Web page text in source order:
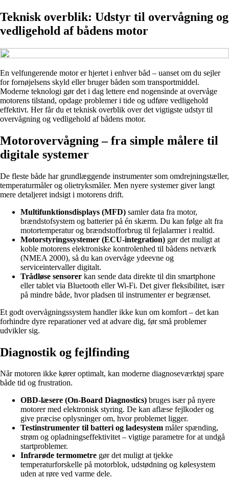
Teknisk overblik: Udstyr til overvågning og
vedligehold af bådens motor
En velfungerende motor er hjertet i enhver båd – uanset om du sejler
for fornøjelsens skyld eller bruger båden som transportmiddel.
Moderne teknologi gør det i dag lettere end nogensinde at overvåge
motorens tilstand, opdage problemer i tide og udføre vedligehold
effektivt. Her får du et teknisk overblik over det vigtigste udstyr til
overvågning og vedligehold af bådens motor.
Motorovervågning – fra simple målere til
digitale systemer
De fleste både har grundlæggende instrumenter som omdrejningstæller,
temperaturmåler og olietryksmåler. Men nyere systemer giver langt
mere detaljeret indsigt i motorens drift.
Multifunktionsdisplays (MFD) samler data fra motor,
brændstofsystem og batterier på én skærm. Du kan følge alt fra
motortemperatur og brændstofforbrug til fejlalarmer i realtid.
Motorstyringssystemer (ECU-integration) gør det muligt at
koble motorens elektroniske kontrolenhed til bådens netværk
(NMEA 2000), så du kan overvåge ydeevne og
serviceintervaller digitalt.
Trådløse sensorer kan sende data direkte til din smartphone
eller tablet via Bluetooth eller Wi-Fi. Det giver fleksibilitet, især
på mindre både, hvor pladsen til instrumenter er begrænset.
Et godt overvågningssystem handler ikke kun om komfort – det kan
forhindre dyre reparationer ved at advare dig, før små problemer
udvikler sig.
Diagnostik og fejlfinding
Når motoren ikke kører optimalt, kan moderne diagnoseværktøj spare
både tid og frustration.
OBD-læsere (On-Board Diagnostics) bruges især på nyere
motorer med elektronisk styring. De kan aflæse fejlkoder og
give præcise oplysninger om, hvor problemet ligger.
Testinstrumenter til batteri og ladesystem måler spænding,
strøm og opladningseffektivitet – vigtige parametre for at undgå
startproblemer.
Infrarøde termometre gør det muligt at tjekke
temperaturforskelle på motorblok, udstødning og kølesystem
uden at røre ved varme dele.